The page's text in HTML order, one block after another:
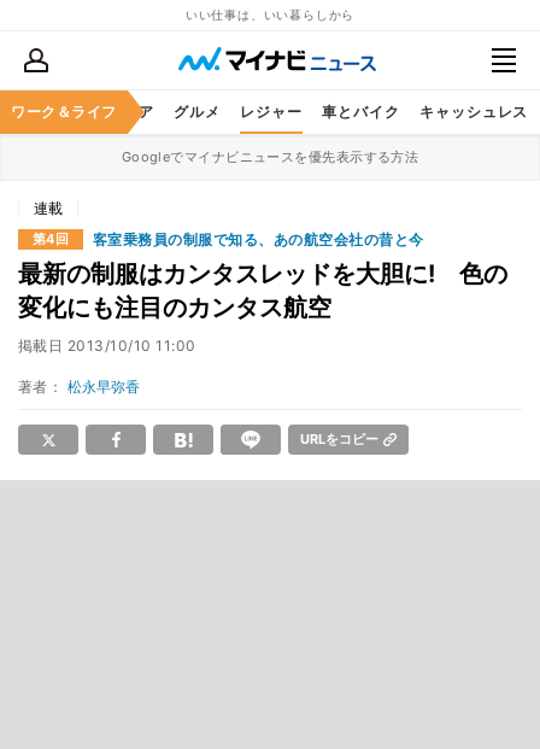
いい仕事は、いい暮らしから
ワーク＆ライフ
暮らし ヘルスケア グルメ レジャー 車とバイク キャッシュレス
Googleでマイナビニュースを優先表示する方法
連載
第4回 客室乗務員の制服で知る、あの航空会社の昔と今
最新の制服はカンタスレッドを大胆に! 色の
変化にも注目のカンタス航空
掲載日 2013/10/10 11:00
著者： 松永早弥香
URLをコピー